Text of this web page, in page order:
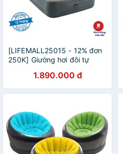
[LIFEMALL25015 - 12% đơn
250K] Giường hơi đôi tự
1.890.000 đ